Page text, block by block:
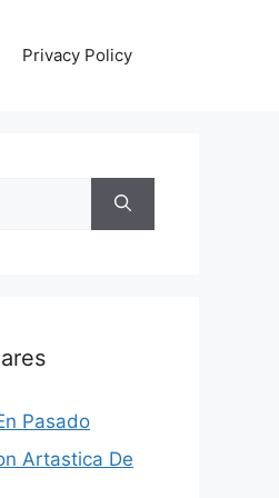
Privacy Policy
Pasado
Arta­stica De